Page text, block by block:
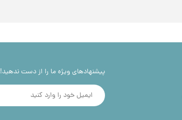
پیشنهادهای ویژه ما را از دست ندهید!